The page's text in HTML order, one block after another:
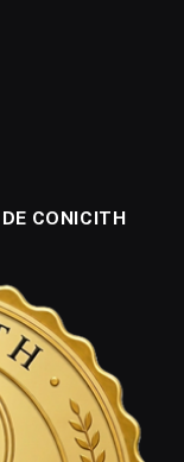
CONICITH